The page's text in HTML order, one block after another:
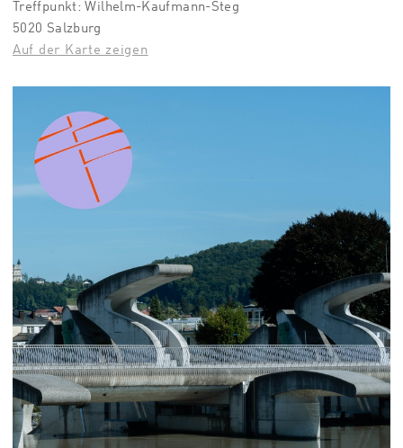
Treffpunkt: Wilhelm-Kaufmann-Steg
5020 Salzburg
Auf der Karte zeigen